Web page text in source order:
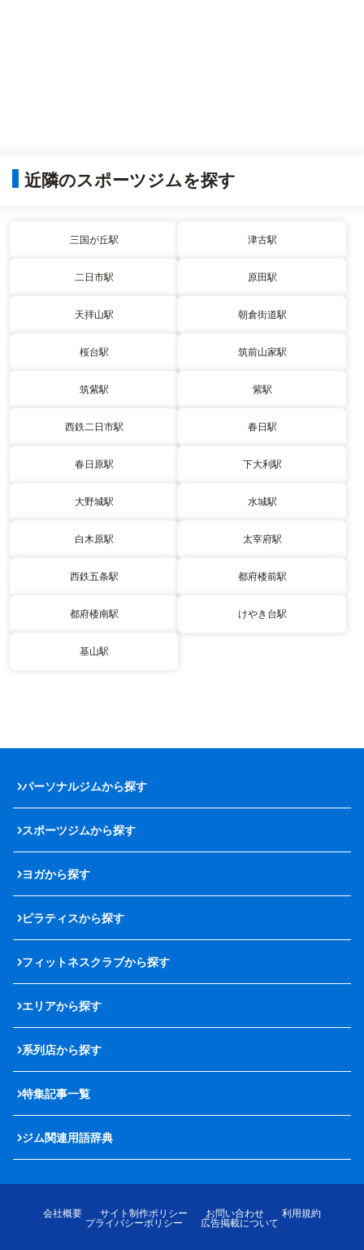
近隣のスポーツジムを探す
三国が丘駅 津古駅
二日市駅 原田駅
天拝山駅 朝倉街道駅
桜台駅 筑前山家駅
筑紫駅 紫駅
西鉄二日市駅 春日駅
春日原駅 下大利駅
大野城駅 水城駅
白木原駅 太宰府駅
西鉄五条駅 都府楼前駅
都府楼南駅 けやき台駅
基山駅
パーソナルジムから探す
スポーツジムから探す
ヨガから探す
ピラティスから探す
フィットネスクラブから探す
エリアから探す
系列店から探す
特集記事一覧
ジム関連用語辞典
会社概要 サイト制作ポリシー お問い合わせ
利用規約
プライバシーポリシー
広告掲載について